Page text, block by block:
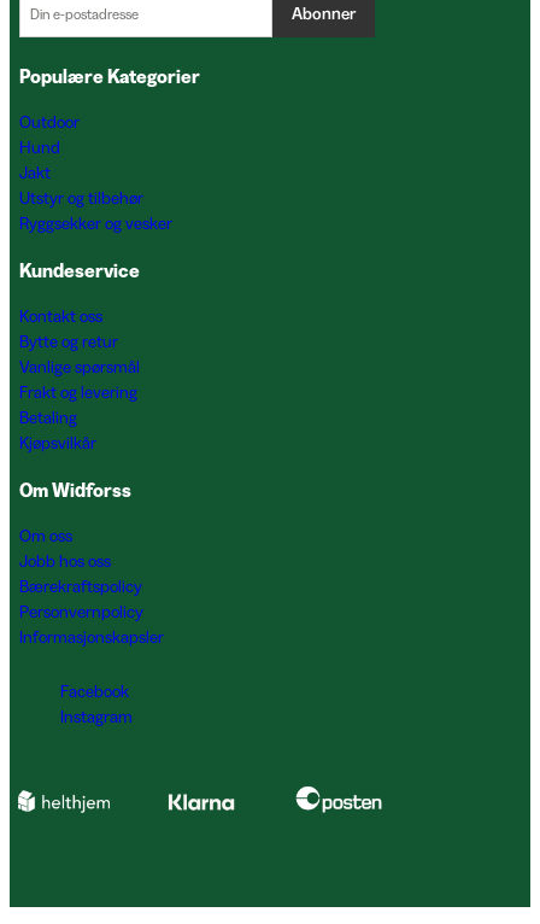
Abonner
Populære Kategorier
Outdoor
Hund
Jakt
Utstyr og tilbehør
Ryggsekker og vesker
Kundeservice
Kontakt oss
Bytte og retur
Vanlige spørsmål
Frakt og levering
Betaling
Kjøpsvilkår
Om Widforss
Om oss
Jobb hos oss
Bærekraftspolicy
Personvernpolicy
Informasjonskapsler
Facebook
Instagram